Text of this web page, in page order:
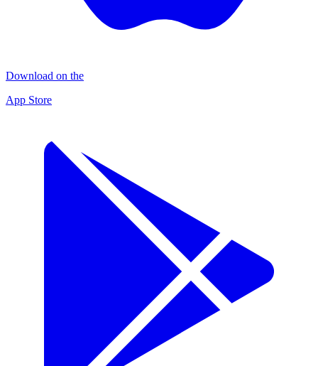
Download on the
App Store